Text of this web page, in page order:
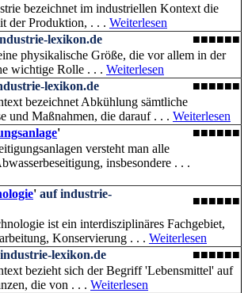
bezeichnet im industriellen Kontext die
der Produktion, . . . Weiterlesen
lexikon.de
■■■■■■
physikalische Größe, die vor allem in der
wichtige Rolle . . . Weiterlesen
lexikon.de
■■■■■■
bezeichnet Abkühlung sämtliche
und Maßnahmen, die darauf . . . Weiterlesen
'
■■■■■■
versteht man alle
insbesondere . . .
' auf industrie-
■■■■■■
ist ein interdisziplinäres Fachgebiet,
Konservierung . . . Weiterlesen
lexikon.de
■■■■■■
bezieht sich der Begriff 'Lebensmittel' auf
die von . . . Weiterlesen